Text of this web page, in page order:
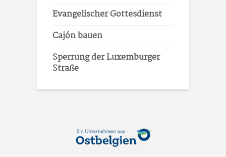
Evangelischer Gottesdienst
Cajón bauen
Sperrung der Luxemburger
Straße